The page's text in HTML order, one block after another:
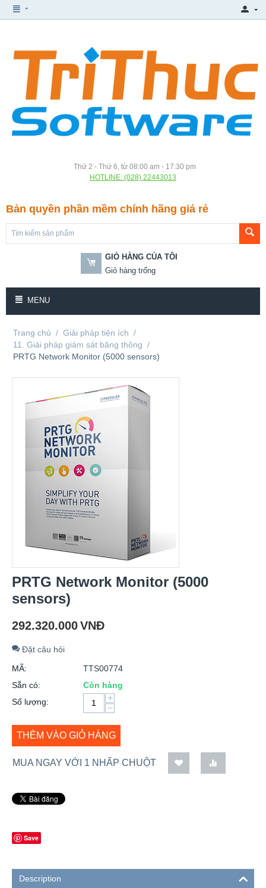
Thứ 2 - Thứ 6, từ 08:00 am - 17:30 pm
HOTLINE: (028) 22443013
Bản quyền phần mềm chính hãng giá rẻ
GIỎ HÀNG CỦA TÔI
Giỏ hàng trống
MENU
Trang chủ / Giải pháp tiện ích /
11. Giải pháp giám sát băng thông /
PRTG Network Monitor (5000 sensors)
PRTG Network Monitor (5000
sensors)
292.320.000VNĐ
Đặt câu hỏi
MÃ:
TTS00774
Sẵn có:
Còn hàng
Số lượng:
+
−
THÊM VÀO GIỎ HÀNG
MUA NGAY VỚI 1 NHẤP CHUỘT
Save
Description